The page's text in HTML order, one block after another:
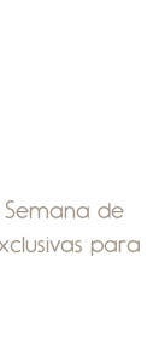
de
para